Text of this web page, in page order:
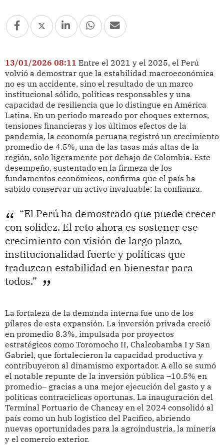
13/01/2026 08:11 Entre el 2021 y el 2025, el Perú
volvió a demostrar que la estabilidad macroeconómica
no es un accidente, sino el resultado de un marco
institucional sólido, políticas responsables y una
capacidad de resiliencia que lo distingue en América
Latina. En un periodo marcado por choques externos,
tensiones financieras y los últimos efectos de la
pandemia, la economía peruana registró un crecimiento
promedio de 4.5%, una de las tasas más altas de la
región, solo ligeramente por debajo de Colombia. Este
desempeño, sustentado en la firmeza de los
fundamentos económicos, confirma que el país ha
sabido conservar un activo invaluable: la confianza.
“El Perú ha demostrado que puede crecer
con solidez. El reto ahora es sostener ese
crecimiento con visión de largo plazo,
institucionalidad fuerte y políticas que
traduzcan estabilidad en bienestar para
todos.”
La fortaleza de la demanda interna fue uno de los
pilares de esta expansión. La inversión privada creció
en promedio 8.3%, impulsada por proyectos
estratégicos como Toromocho II, Chalcobamba I y San
Gabriel, que fortalecieron la capacidad productiva y
contribuyeron al dinamismo exportador. A ello se sumó
el notable repunte de la inversión pública –10.5% en
promedio– gracias a una mejor ejecución del gasto y a
políticas contracíclicas oportunas. La inauguración del
Terminal Portuario de Chancay en el 2024 consolidó al
país como un hub logístico del Pacífico, abriendo
nuevas oportunidades para la agroindustria, la minería
y el comercio exterior.